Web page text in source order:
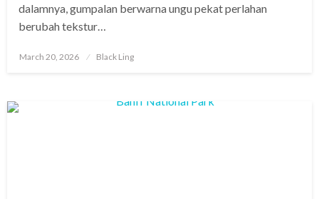
dalamnya, gumpalan berwarna ungu pekat perlahan
berubah tekstur…
Posted
March 20, 2026 Black Ling